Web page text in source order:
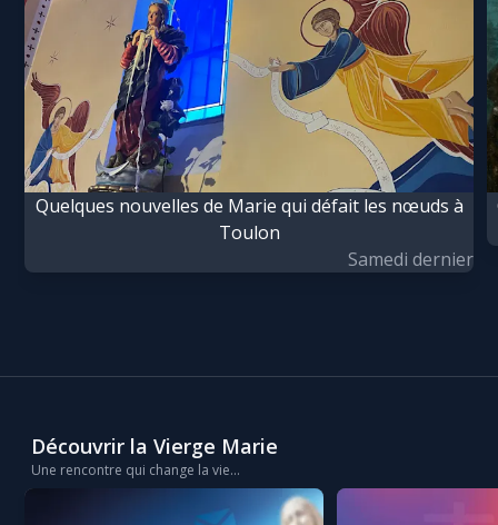
Chapelet pour le monde
Contact
Faire un don
Marie de Nazareth
Quelques nouvelles de Marie qui défait les nœuds à
Toulon
Samedi dernier
Découvrir la Vierge Marie
Une rencontre qui change la vie...